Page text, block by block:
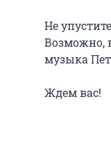
Не
Возможно,
музыка
Ждем вас!